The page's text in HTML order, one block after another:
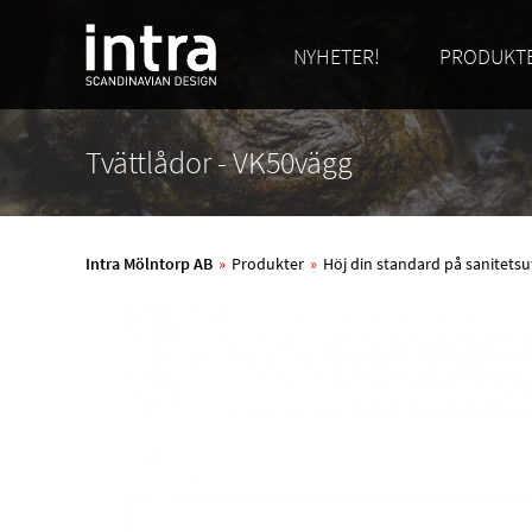
NYHETER!
Tvättlådor - VK50vägg
Intra Mölntorp AB » Produkter » Höj din standard på